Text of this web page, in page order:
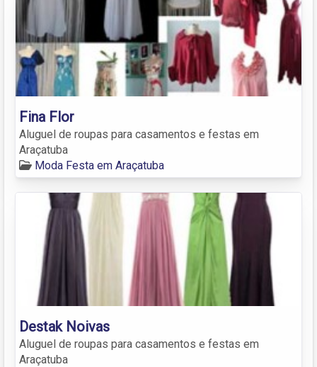
Fina Flor
Aluguel de roupas para casamentos e festas em
Araçatuba
Moda Festa em Araçatuba
Destak Noivas
Aluguel de roupas para casamentos e festas em
Araçatuba